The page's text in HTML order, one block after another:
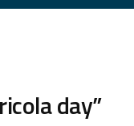
day”